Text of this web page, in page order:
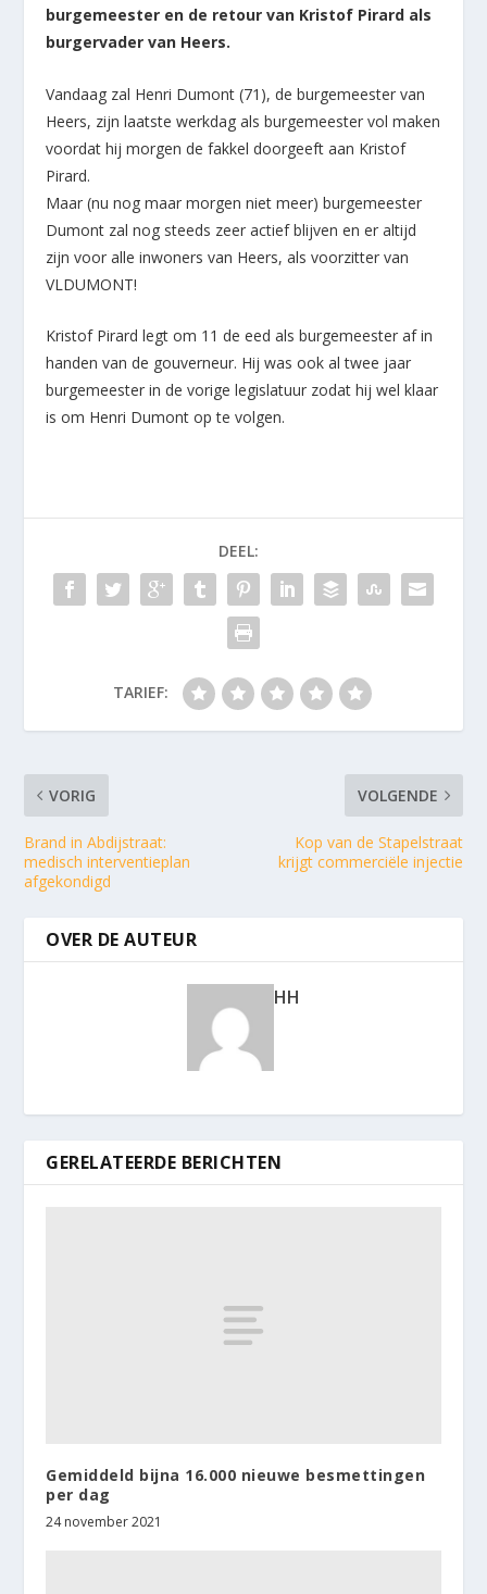
burgemeester en de retour van Kristof Pirard als
burgervader van Heers.
Vandaag zal Henri Dumont (71), de burgemeester van
Heers, zijn laatste werkdag als burgemeester vol maken
voordat hij morgen de fakkel doorgeeft aan Kristof
Pirard.
Maar (nu nog maar morgen niet meer) burgemeester
Dumont zal nog steeds zeer actief blijven en er altijd
zijn voor alle inwoners van Heers, als voorzitter van
VLDUMONT!
Kristof Pirard legt om 11 de eed als burgemeester af in
handen van de gouverneur. Hij was ook al twee jaar
burgemeester in de vorige legislatuur zodat hij wel klaar
is om Henri Dumont op te volgen.
DEEL:
TARIEF:
VORIG
Brand in Abdijstraat:
medisch interventieplan
afgekondigd
VOLGENDE
Kop van de Stapelstraat
krijgt commerciële injectie
OVER DE AUTEUR
HH
GERELATEERDE BERICHTEN
Gemiddeld bijna 16.000 nieuwe besmettingen
per dag
24 november 2021